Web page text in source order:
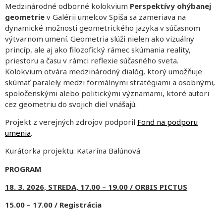
Medzinárodné odborné kolokvium Perspektívy ohýbanej
geometrie v Galérii umelcov Spiša sa zameriava na
dynamické možnosti geometrického jazyka v súčasnom
výtvarnom umení. Geometria slúži nielen ako vizuálny
princíp, ale aj ako filozofický rámec skúmania reality,
priestoru a času v rámci reflexie súčasného sveta.
Kolokvium otvára medzinárodný dialóg, ktorý umožňuje
skúmať paralely medzi formálnymi stratégiami a osobnými,
spoločenskými alebo politickými významami, ktoré autori
cez geometriu do svojich diel vnášajú.
Projekt z verejných zdrojov podporil Fond na podporu
umenia.
Kurátorka projektu: Katarína Balúnová
PROGRAM
18. 3. 2026, STREDA, 17.00 – 19.00 / ORBIS PICTUS
15.00 – 17.00 / Registrácia